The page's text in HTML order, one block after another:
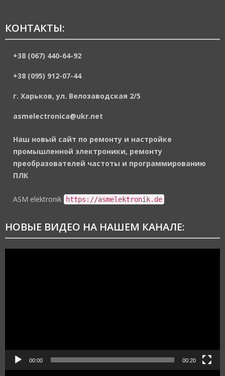
КОНТАКТЫ:
+38 (067) 440-64-92
+38 (095) 912-07-44
г. Харьков, ул. Велозаводская 2/5
asmelectronica@ukr.net
Наш новый сайт по ремонту и настройке
промышленной электроники, ремонту
преобразователей частоты и программированию
ПЛК
ASM elektronik https://asmelektronik.de
НОВЫЕ ВИДЕО НА НАШЕМ КАНАЛЕ:
00:00 00:20